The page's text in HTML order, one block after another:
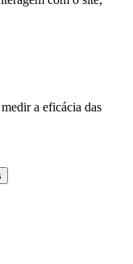
a eficácia das